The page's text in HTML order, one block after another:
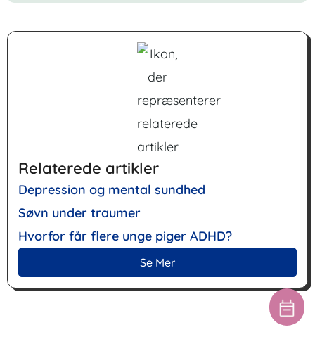
Relaterede artikler
Depression og mental sundhed
Søvn under traumer
Hvorfor får flere unge piger ADHD?
Se Mer